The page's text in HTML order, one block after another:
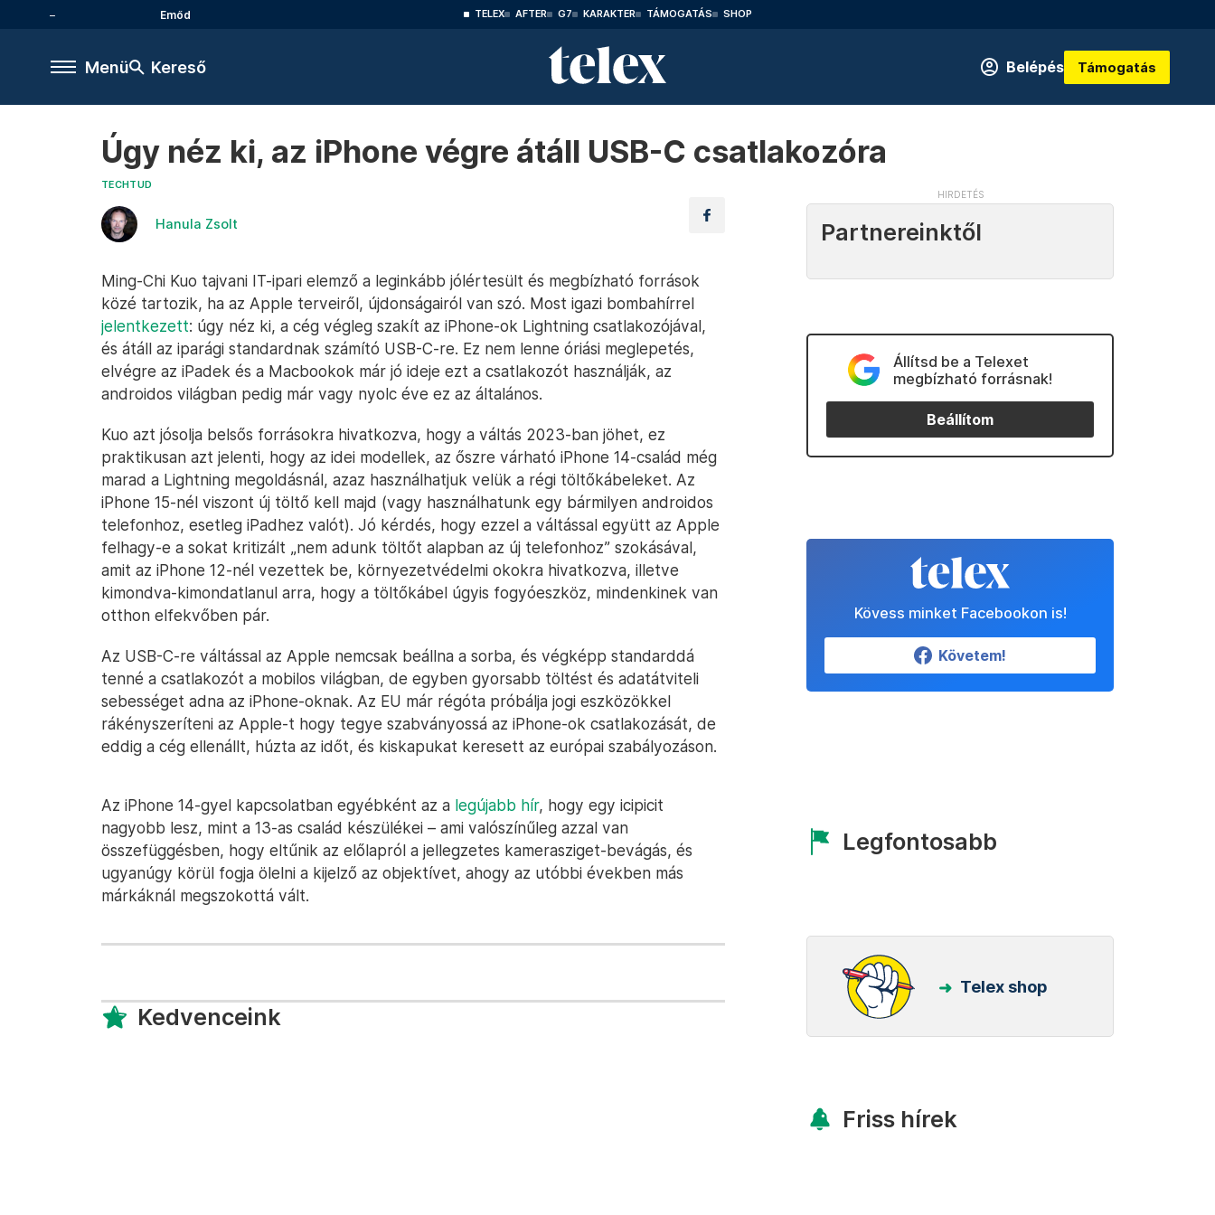
Emőd TELEX AFTER G7 KARAKTER TÁMOGATÁS SHOP
Menü Kereső Belépés Támogatás
Úgy néz ki, az iPhone végre átáll USB-C csatlakozóra
TECHTUD
Hanula Zsolt
Ming-Chi Kuo tajvani IT-ipari elemző a leginkább jólértesült és megbízható források
közé tartozik, ha az Apple terveiről, újdonságairól van szó. Most igazi bombahírrel
jelentkezett: úgy néz ki, a cég végleg szakít az iPhone-ok Lightning csatlakozójával,
és átáll az iparági standardnak számító USB-C-re. Ez nem lenne óriási meglepetés,
elvégre az iPadek és a Macbookok már jó ideje ezt a csatlakozót használják, az
androidos világban pedig már vagy nyolc éve ez az általános.
Kuo azt jósolja belsős forrásokra hivatkozva, hogy a váltás 2023-ban jöhet, ez
praktikusan azt jelenti, hogy az idei modellek, az őszre várható iPhone 14-család még
marad a Lightning megoldásnál, azaz használhatjuk velük a régi töltőkábeleket. Az
iPhone 15-nél viszont új töltő kell majd (vagy használhatunk egy bármilyen androidos
telefonhoz, esetleg iPadhez valót). Jó kérdés, hogy ezzel a váltással együtt az Apple
felhagy-e a sokat kritizált „nem adunk töltőt alapban az új telefonhoz” szokásával,
amit az iPhone 12-nél vezettek be, környezetvédelmi okokra hivatkozva, illetve
kimondva-kimondatlanul arra, hogy a töltőkábel úgyis fogyóeszköz, mindenkinek van
otthon elfekvőben pár.
Az USB-C-re váltással az Apple nemcsak beállna a sorba, és végképp standarddá
tenné a csatlakozót a mobilos világban, de egyben gyorsabb töltést és adatátviteli
sebességet adna az iPhone-oknak. Az EU már régóta próbálja jogi eszközökkel
rákényszeríteni az Apple-t hogy tegye szabványossá az iPhone-ok csatlakozását, de
eddig a cég ellenállt, húzta az időt, és kiskapukat keresett az európai szabályozáson.
Az iPhone 14-gyel kapcsolatban egyébként az a legújabb hír, hogy egy icipicit
nagyobb lesz, mint a 13-as család készülékei – ami valószínűleg azzal van
összefüggésben, hogy eltűnik az előlapról a jellegzetes kamerasziget-bevágás, és
ugyanúgy körül fogja ölelni a kijelző az objektívet, ahogy az utóbbi években más
márkáknál megszokottá vált.
Kedvenceink
Partnereinktől
Állítsd be a Telexet
megbízható forrásnak!
Beállítom
Kövess minket Facebookon is!
Követem!
Legfontosabb
Telex shop
Friss hírek